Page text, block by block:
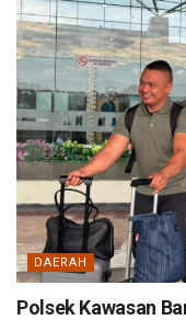
DAERAH
Polsek Kawasan